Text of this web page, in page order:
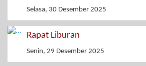
Selasa, 30 Desember 2025
Rapat Liburan
Senin, 29 Desember 2025